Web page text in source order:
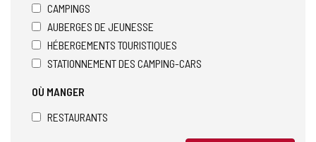
CAMPINGS
AUBERGES DE JEUNESSE
HÉBERGEMENTS TOURISTIQUES
STATIONNEMENT DES CAMPING-CARS
OÙ MANGER
RESTAURANTS